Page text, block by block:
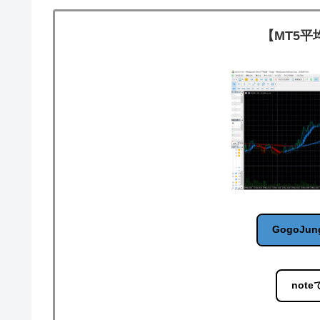
【MT5
note